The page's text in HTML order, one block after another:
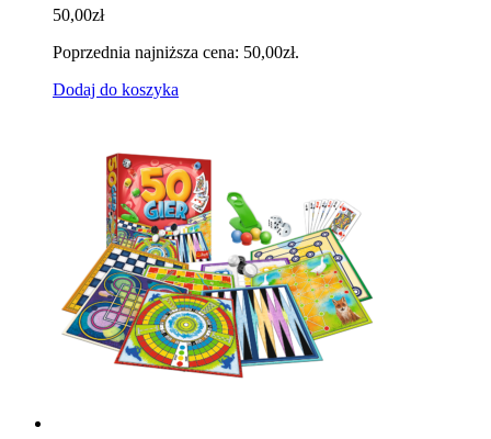
50,00zł
Poprzednia najniższa cena: 50,00zł.
Dodaj do koszyka